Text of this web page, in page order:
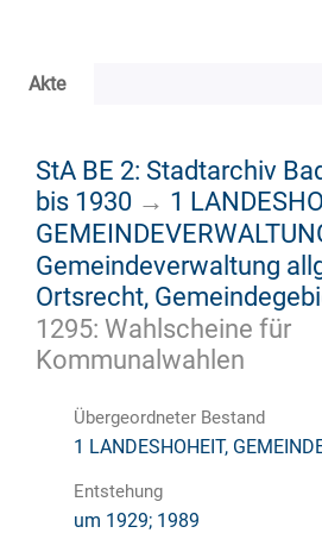
Akte
StA BE 2: Stadtarchiv
bis 1930 → 1
Gemeindeverwaltung
Ortsrecht,
1295: Wahlscheine für
Kommunalwahlen
Übergeordneter Bestand
1 LANDESHOHEIT,
Entstehung
um 1929; 1989